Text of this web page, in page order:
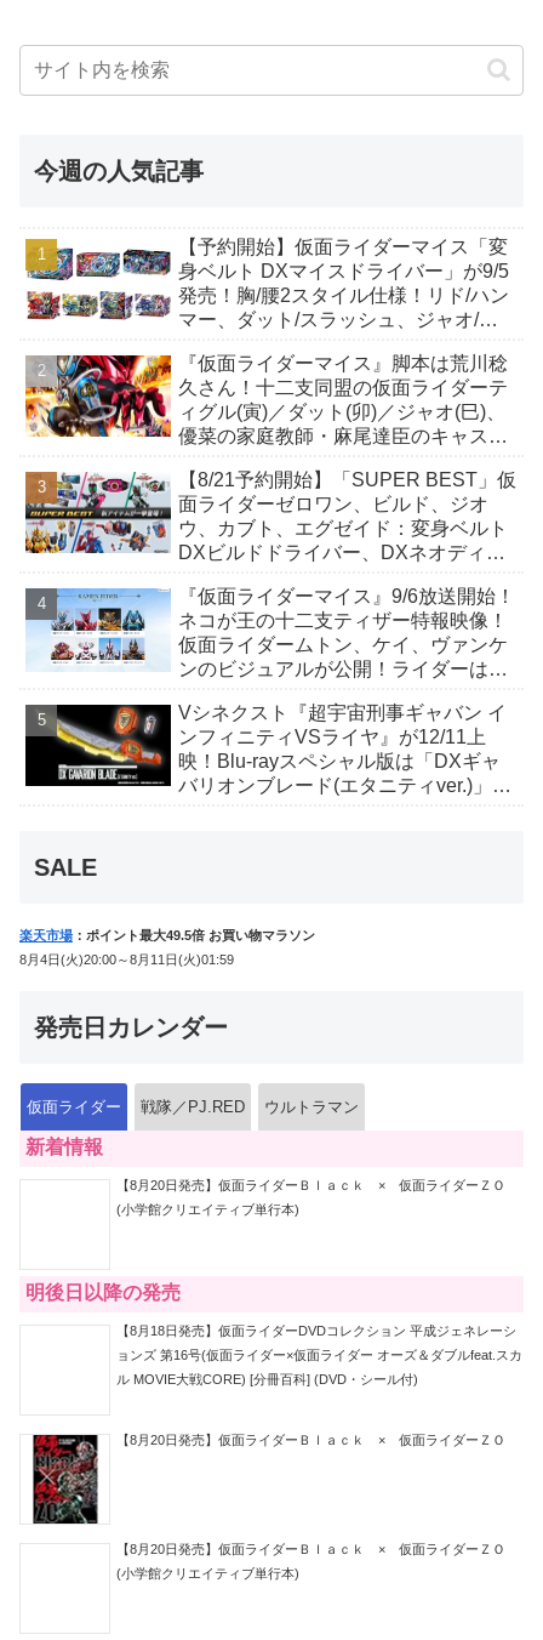
今週の人気記事
【予約開始】仮面ライダーマイス「変
身ベルト DXマイスドライバー」が9/5
発売！胸/腰2スタイル仕様！リド/ハン
マー、ダット/スラッシュ、ジャオ/バ
も！
『仮面ライダーマイス』脚本は荒川稔
久さん！十二支同盟の仮面ライダーテ
ィグル(寅)／ダット(卯)／ジャオ(巳)、
優菜の家庭教師・麻尾達臣のキャスト
んも変身！
【8/21予約開始】「SUPER BEST」仮
面ライダーゼロワン、ビルド、ジオ
ウ、カブト、エグゼイド：変身ベルト
DXビルドドライバー、DXネオディケ
か12点！
『仮面ライダーマイス』9/6放送開始！
ネコが王の十二支ティザー特報映像！
仮面ライダームトン、ケイ、ヴァンケ
ンのビジュアルが公開！ライダーは子
Vシネクスト『超宇宙刑事ギャバン イ
ンフィニティVSライヤ』が12/11上
映！Blu-rayスペシャル版は「DXギャ
バリオンブレード(エタニティver.)」
SALE
楽天市場 ：ポイント最大49.5倍 お買い物マラソン
8月4日(火)20:00～8月11日(火)01:59
発売日カレンダー
仮面ライダー 戦隊／PJ.RED ウルトラマン
新着情報
【8月20日発売】仮面ライダーＢｌａｃｋ × 仮面ライダーＺＯ
(小学館クリエイティブ単行本)
明後日以降の発売
【8月18日発売】仮面ライダーDVDコレクション 平成ジェネレーシ
ョンズ 第16号(仮面ライダー×仮面ライダー オーズ＆ダブルfeat.スカ
ル MOVIE大戦CORE) [分冊百科] (DVD・シール付)
【8月20日発売】仮面ライダーＢｌａｃｋ × 仮面ライダーＺＯ
【8月20日発売】仮面ライダーＢｌａｃｋ × 仮面ライダーＺＯ
(小学館クリエイティブ単行本)